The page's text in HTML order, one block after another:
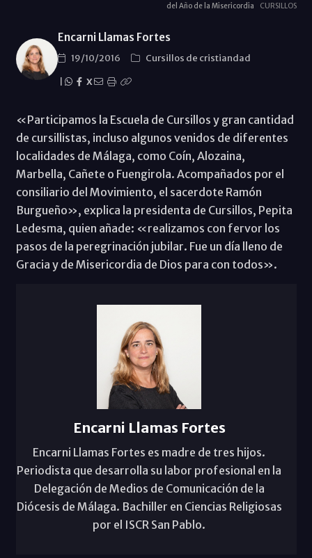
del Año de la Misericordia
CURSILLOS
Encarni Llamas Fortes
19/10/2016
Cursillos de cristiandad
X
«Participamos la Escuela de Cursillos y gran cantidad
de cursillistas, incluso algunos venidos de diferentes
localidades de Málaga, como Coín, Alozaina,
Marbella, Cañete o Fuengirola. Acompañados por el
consiliario del Movimiento, el sacerdote Ramón
Burgueño», explica la presidenta de Cursillos, Pepita
Ledesma, quien añade: «realizamos con fervor los
pasos de la peregrinación jubilar. Fue un día lleno de
Gracia y de Misericordia de Dios para con todos».
Encarni Llamas Fortes
Encarni Llamas Fortes es madre de tres hijos.
Periodista que desarrolla su labor profesional en la
Delegación de Medios de Comunicación de la
Diócesis de Málaga. Bachiller en Ciencias Religiosas
por el ISCR San Pablo.